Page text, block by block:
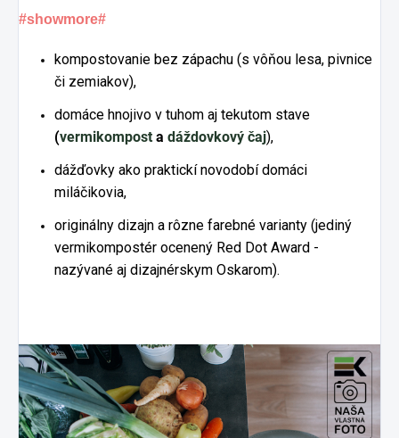
#showmore#
kompostovanie bez zápachu (s vôňou lesa, pivnice
či zemiakov),
domáce hnojivo v tuhom aj tekutom stave
(vermikompost a dáždovkový čaj),
dážďovky ako praktickí novodobí domáci
miláčikovia,
originálny dizajn a rôzne farebné varianty (jediný
vermikompostér ocenený Red Dot Award -
nazývané aj dizajnérskym Oskarom).